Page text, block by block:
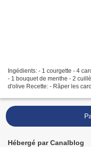
Ingédients: - 1 courgette - 4
- 1 bouquet de menthe - 2
d'olive Recette: - Râper les
Hébergé par Canalblog